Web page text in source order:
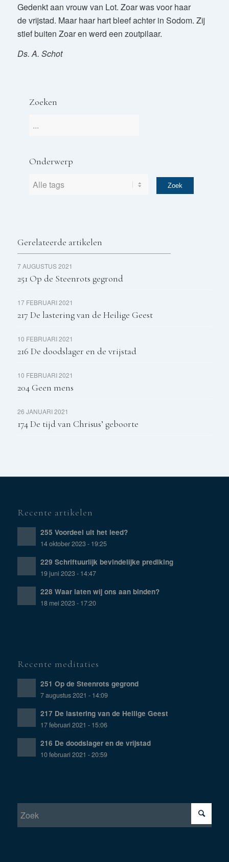
Gedenkt aan vrouw van Lot. Zoar was voor haar
de vrijstad. Maar haar hart bleef achter in Sodom. Zij
stief buiten Zoar en werd een zoutpilaar.
Ds. A. Schot
Zoeken
Onderwerp
Gerelateerde artikelen
7 AUGUSTUS 2021
251 Op de Steenrots gegrond
17 FEBRUARI 2021
217 De lastering van de Heilige Geest
10 FEBRUARI 2021
216 De doodslager en de vrijstad
10 FEBRUARI 2021
204 Geen mens
26 JANUARI 2021
174 De tijd van Chrisus’ geboorte
Recente artikelen
255 Voordeel uit het leed?
14 oktober 2023 - 19:25
229 Schriftuurlijk bevindelijke prediking
19 juni 2023 - 14:47
228 Waar laten wij ons aan binden?
18 mei 2023 - 17:20
Recente meditaties
251 Op de Steenrots gegrond
7 augustus 2021 - 14:09
217 De lastering van de Heilige Geest
17 februari 2021 - 15:06
216 De doodslager en de vrijstad
10 februari 2021 - 20:59